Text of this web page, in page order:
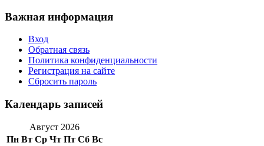
Важная информация
Вход
Обратная связь
Политика конфиденциальности
Регистрация на сайте
Сбросить пароль
Календарь записей
Август 2026
Пн Вт Ср Чт Пт Сб Вс